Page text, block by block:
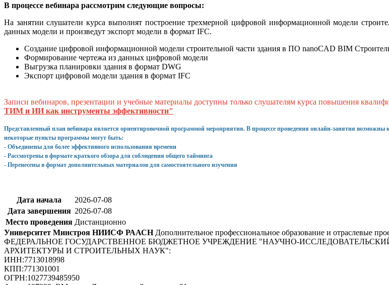
В процессе вебинара рассмотрим следующие вопросы:
На занятии слушатели курса выполнят построение трехмерной цифровой информационной модели
данных модели и произведут экспорт модели в формат IFC.
Создание цифровой информационной модели строительной части здания в ПО nanoCAD BIM
Формирование чертежа из данных цифровой модели
Выгрузка планировки здания в формат DWG
Экспорт цифровой модели здания в формат IFC
Записи вебинаров, презентации и учебные материалы доступны только слушателям курса повышения
ТИМ и ИИ как инструменты эффективности"
Представленный план вебинара является ориентировочной программой мероприятия. В процессе проведения онлайн-занятия
некоторые пункты программы могут быть:
- Объединены для более эффективного использования времени
- Рассмотрены в формате краткого обзора для соблюдения общего тайминга
- Перенесены в формат дополнительных материалов для самостоятельного изучения
Дата начала
2026-07-08
Дата завершения 2026-07-08
Место проведения Дистанционно
Университет Минстроя НИИСФ РААСН Дополнительное профессиональное образование и отраслевые
ФЕДЕРАЛЬНОЕ ГОСУДАРСТВЕННОЕ БЮДЖЕТНОЕ УЧРЕЖДЕНИЕ "НАУЧНО-
АРХИТЕКТУРЫ И СТРОИТЕЛЬНЫХ НАУК":
ИНН:7713018998
КПП:771301001
ОГРН:1027739485950